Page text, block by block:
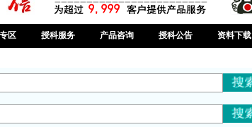
区 授科服务 产品咨询 授科公告 资料下载